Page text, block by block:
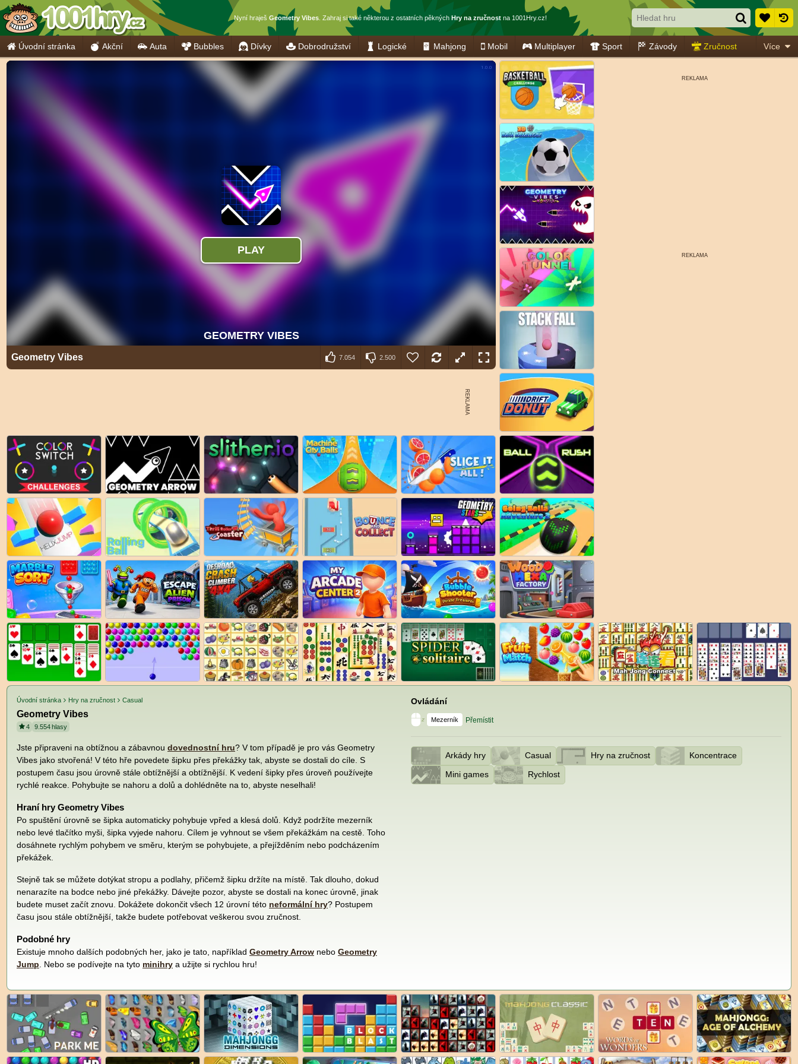
Nyní hraješ Geometry Vibes. Zahraj si také některou z ostatních pěkných Hry na zručnostna 1001Hry.cz!
Úvodní stránka Akční Auta Bubbles Dívky Dobrodružství Logické Mahjong Mobil Multiplayer Sport Závody Zručnost Více
Geometry Vibes 7.054 2.500
Úvodní stránka Hry na zručnost Casual
Geometry Vibes
4 9.554hlasy
Jste připraveni na obtížnou a zábavnou dovednostní hru? V tom případě je pro vás Geometry
Vibes jako stvořená! V této hře povedete šipku přes překážky tak, abyste se dostali do cíle. S
postupem času jsou úrovně stále obtížnější a obtížnější. K vedení šipky přes úroveň používejte
rychlé reakce. Pohybujte se nahoru a dolů a dohlédněte na to, abyste neselhali!
Hraní hry Geometry Vibes
Po spuštění úrovně se šipka automaticky pohybuje vpřed a klesá dolů. Když podržíte mezerník
nebo levé tlačítko myši, šipka vyjede nahoru. Cílem je vyhnout se všem překážkám na cestě. Toho
dosáhnete rychlým pohybem ve směru, kterým se pohybujete, a přejížděním nebo podcházením
překážek.
Stejně tak se můžete dotýkat stropu a podlahy, přičemž šipku držíte na místě. Tak dlouho, dokud
nenarazíte na bodce nebo jiné překážky. Dávejte pozor, abyste se dostali na konec úrovně, jinak
budete muset začít znovu. Dokážete dokončit všech 12 úrovní této neformální hry? Postupem
času jsou stále obtížnější, takže budete potřebovat veškerou svou zručnost.
Podobné hry
Existuje mnoho dalších podobných her, jako je tato, například Geometry Arrow nebo Geometry
Jump . Nebo se podívejte na tyto minihry a užijte si rychlou hru!
Ovládání
z Mezerník Přemístit
Arkády hry Casual Hry na zručnost
Koncentrace
Mini games
Rychlost